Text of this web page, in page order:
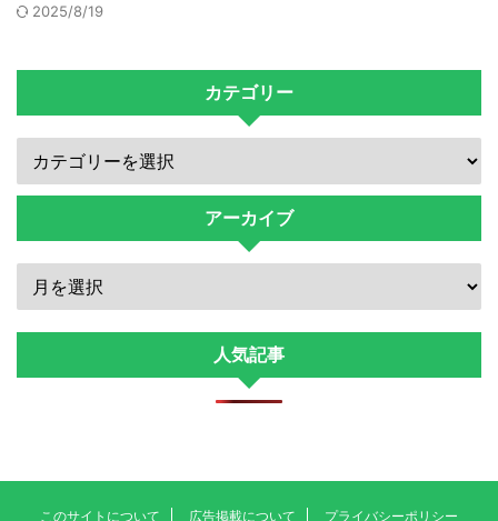
2025/8/19
カテゴリー
アーカイブ
人気記事
このサイトについて 広告掲載について プライバシーポリシー